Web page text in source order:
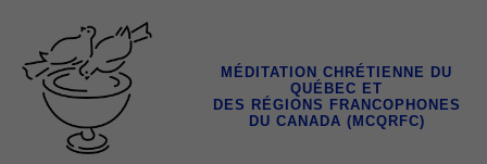
contenu
MÉDITATION CHRÉTIENNE DU
QUÉBEC ET
DES RÉGIONS FRANCOPHONES
DU CANADA (MCQRFC)